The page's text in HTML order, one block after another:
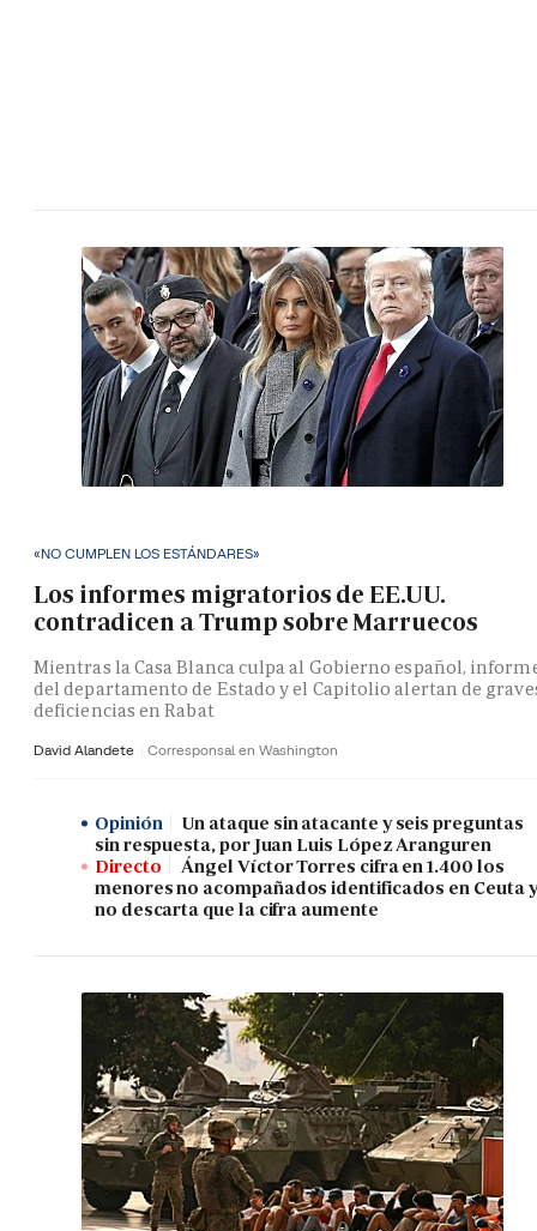
«NO CUMPLEN LOS ESTÁNDARES»
Los informes migratorios de EE.UU.
contradicen a Trump sobre Marruecos
Mientras la Casa Blanca culpa al Gobierno español,
del departamento de Estado y el Capitolio alertan de
deficiencias en Rabat
David Alandete Corresponsal en Washington
Opinión
Un ataque sin atacante y seis preguntas
sin respuesta, por Juan Luis López Aranguren
Directo
Ángel Víctor Torres cifra en 1.400 los
menores no acompañados identificados en Ceuta y
no descarta que la cifra aumente